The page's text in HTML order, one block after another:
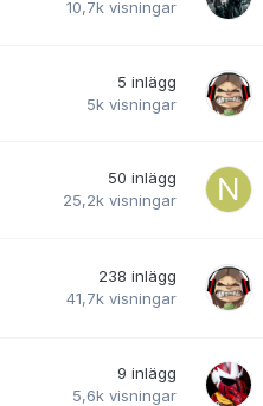
10,7k visningar
5 inlägg
5k visningar
50 inlägg
25,2k visningar
238 inlägg
41,7k visningar
9 inlägg
5,6k visningar